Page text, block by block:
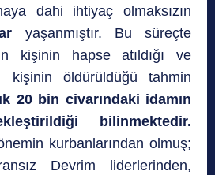
dahi ihtiyaç olmaksızın
yaşanmıştır. Bu süreçte
kişinin hapse atıldığı ve
kişinin öldürüldüğü tahmin
20 bin civarındaki idamın
bilinmektedir.
kurbanlarından olmuş;
Devrim liderlerinden,